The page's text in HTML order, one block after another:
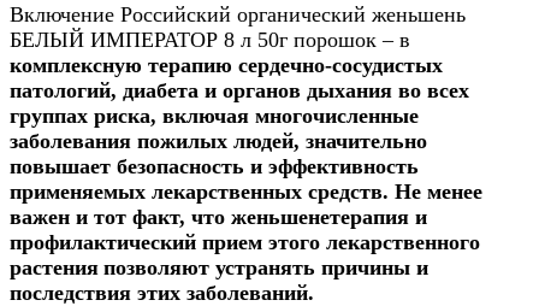
Включение Российский органический женьшень
БЕЛЫЙ ИМПЕРАТОР 8 л 50г порошок – в
комплексную терапию сердечно-сосудистых
патологий, диабета и органов дыхания во всех
группах риска, включая многочисленные
заболевания пожилых людей, значительно
повышает безопасность и эффективность
применяемых лекарственных средств. Не менее
важен и тот факт, что женьшенетерапия и
профилактический прием этого лекарственного
растения позволяют устранять причины и
последствия этих заболеваний.